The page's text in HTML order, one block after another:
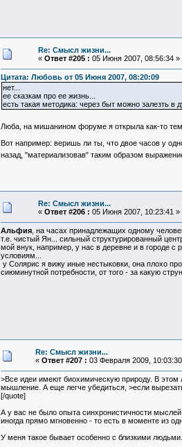
Re: Смысл жизни...
« Ответ #205 : 05 Июня 2007, 08:56:34 »
Цитата: Любовь от 05 Июня 2007, 08:20:09
нет...
ее сказкам про ее жизнь...
есть такая методика: через быт можно залезть в
Люба, на мишанином форуме я открыла как-то
Вот например: веришь ли ты, что двое часов у
назад, "материализовав" таким образом
Re: Смысл жизни...
« Ответ #206 : 05 Июня 2007, 10:23:41 »
Альфия, на часах принадлежащих одному
т.е. чистый Ян... сильный структурированный
мой внук, например, у нас в деревне и в городе
условиям...
у Солярис я вижу иные нестыковки, она плохо
сиюминутной потребности, от того - за какую
Re: Смысл жизни...
« Ответ #207 : 03 Февраля 2009,
>Все идеи имеют биохимическую природу. В этом
мышление. А еще легче убедиться, >если
[/quote]
А у вас не было опыта синхронистичности
иногда прямо мгновенно - то есть в моменте из
У меня такое бывает особенно с близкими